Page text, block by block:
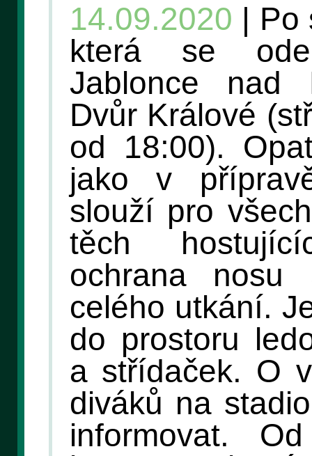
14.09.2020 | Po
která se
Jablonce nad
Dvůr Králové
od 18:00).
jako v
slouží pro
těch
ochrana
celého utkání.
do prostoru
a střídaček. O
diváků na
informovat.